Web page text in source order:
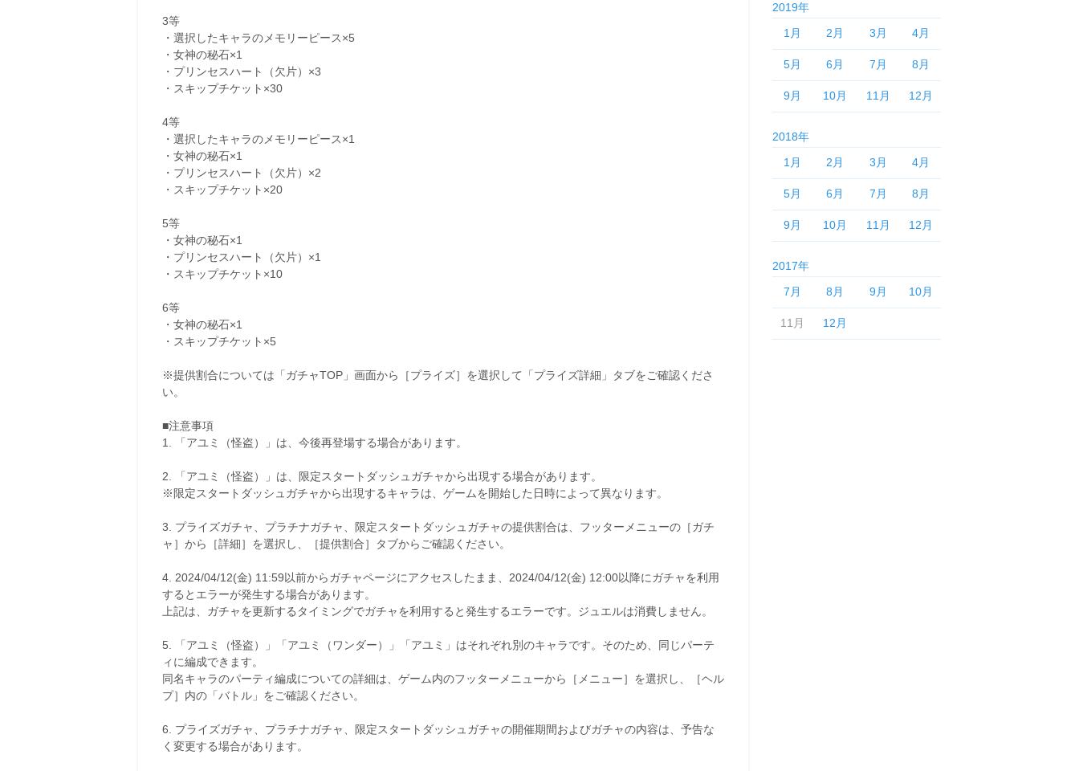
3等
・選択したキャラのメモリーピース×5
・女神の秘石×1
・プリンセスハート（欠片）×3
・スキップチケット×30
4等
・選択したキャラのメモリーピース×1
・女神の秘石×1
・プリンセスハート（欠片）×2
・スキップチケット×20
5等
・女神の秘石×1
・プリンセスハート（欠片）×1
・スキップチケット×10
6等
・女神の秘石×1
・スキップチケット×5
※提供割合については「ガチャTOP」画面から［プライズ］を選択して「プライズ詳細」タブをご確認くださ
い。
■注意事項
1. 「アユミ（怪盗）」は、今後再登場する場合があります。
2. 「アユミ（怪盗）」は、限定スタートダッシュガチャから出現する場合があります。
※限定スタートダッシュガチャから出現するキャラは、ゲームを開始した日時によって異なります。
3. プライズガチャ、プラチナガチャ、限定スタートダッシュガチャの提供割合は、フッターメニューの［ガチ
ャ］から［詳細］を選択し、［提供割合］タブからご確認ください。
4. 2024/04/12(金) 11:59以前からガチャページにアクセスしたまま、2024/04/12(金) 12:00以降にガチャを利用
するとエラーが発生する場合があります。
上記は、ガチャを更新するタイミングでガチャを利用すると発生するエラーです。ジュエルは消費しません。
5. 「アユミ（怪盗）」「アユミ（ワンダー）」「アユミ」はそれぞれ別のキャラです。そのため、同じパーテ
ィに編成できます。
同名キャラのパーティ編成についての詳細は、ゲーム内のフッターメニューから［メニュー］を選択し、［ヘル
プ］内の「バトル」をご確認ください。
6. プライズガチャ、プラチナガチャ、限定スタートダッシュガチャの開催期間およびガチャの内容は、予告な
く変更する場合があります。
2019年
1月
2月 3月 4月
5月 6月 7月 8月
9月 10月 11月 12月
2018年
1月
2月 3月 4月
5月 6月 7月 8月
9月 10月 11月 12月
2017年
7月
8月 9月 10月
11月 12月